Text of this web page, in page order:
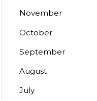
November
October
September
August
July